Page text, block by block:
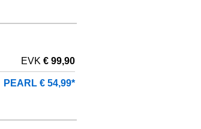
EVK € 99,90
PEARL € 54,99*